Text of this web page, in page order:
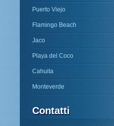
Puerto Viejo
Flamingo Beach
Jaco
Playa del Coco
Cahuita
Monteverde
Contatti